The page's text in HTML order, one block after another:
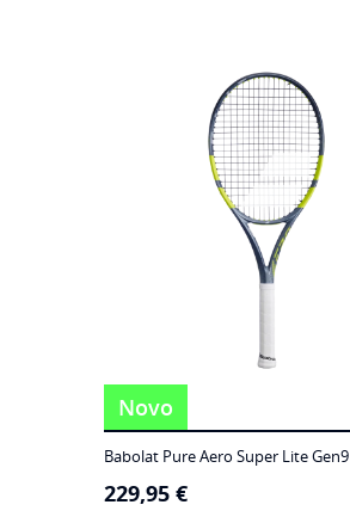
Novo
Babolat Pure Aero Super Lite Gen9
229,95 €